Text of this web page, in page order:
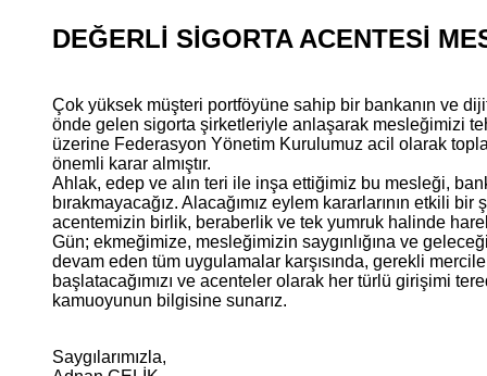
DEĞERLİ SİGORTA ACENTESİ
Çok yüksek müşteri portföyüne sahip bir bankanın ve
önde gelen sigorta şirketleriyle anlaşarak mesleğimizi
üzerine Federasyon Yönetim Kurulumuz acil olarak
önemli karar almıştır.
Ahlak, edep ve alın teri ile inşa ettiğimiz bu mesleği,
bırakmayacağız. Alacağımız eylem kararlarının etkili
acentemizin birlik, beraberlik ve tek yumruk halinde
Gün; ekmeğimize, mesleğimizin saygınlığına ve
devam eden tüm uygulamalar karşısında, gerekli
başlatacağımızı ve acenteler olarak her türlü girişimi
kamuoyunun bilgisine sunarız.
Saygılarımızla,